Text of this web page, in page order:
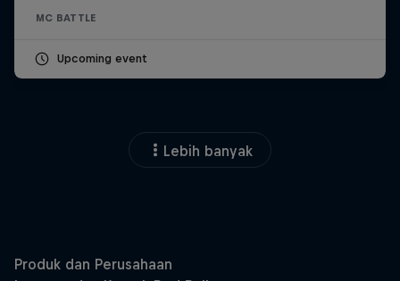
MC BATTLE
Upcoming event
Lebih banyak